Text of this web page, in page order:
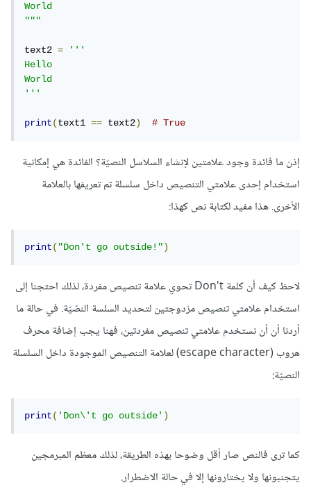
World
"""
text2 =
'''
Hello
World
'''
print(text1 == text2) # True
إذن ما فائدة وجود علامتين لإنشاء السلاسل النصيّة؟ الفائدة هي إمكانية
استخدام إحدى علامتي التنصيص داخل سلسلة تم تعريفها بالعلامة
الأخرى. هذا مفيد لكتابة نص كهذا:
print("Don't go outside!")
لاحظ كيف أن كلمة Don't تحوي علامة تنصيص مفردة، لذلك احتجنا إلى
استخدام علامتي تنصيص مزدوجتين لتحديد السلسة النصّيّة. في حالة ما
أردنا أن أن نستخدم علامتي تنصيص مفردتين، فهنا يجب إضافة محرف
هروب (escape character) لعلامة التنصيص الموجودة داخل السلسلة
النصيّة:
print('Don\'t go outside')
كما ترى فالنص صار أقل وضوحا بهذه الطريقة، لذلك معظم المبرمجين
يتجنبونها ولا يختارونها إلا في حالة الاضطرار.